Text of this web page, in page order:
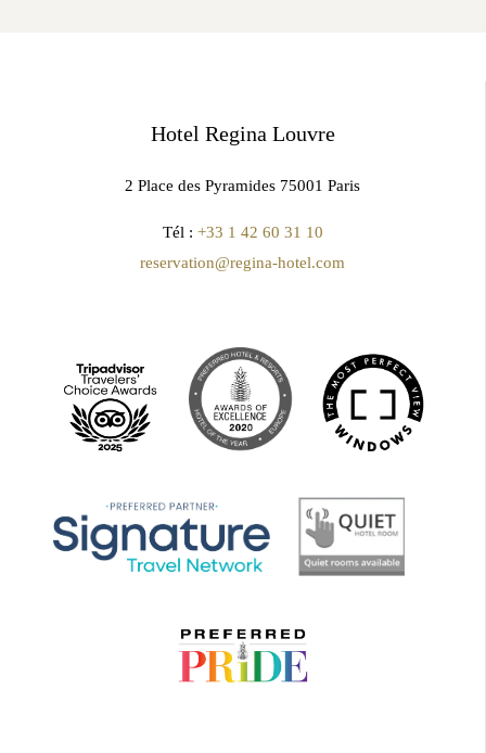
Hotel Regina Louvre
2 Place des Pyramides 75001 Paris
Tél : +33 1 42 60 31 10
reservation@regina-hotel.com